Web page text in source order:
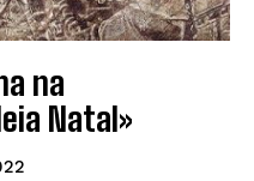
na
Natal»